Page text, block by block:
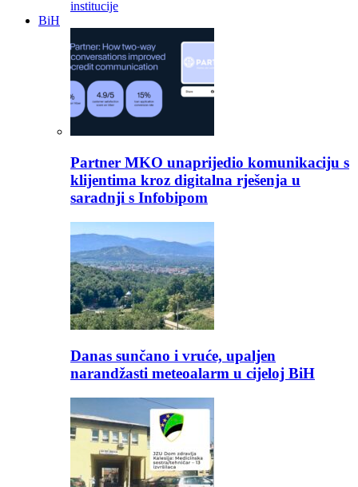
institucije
BiH
Partner MKO unaprijedio komunikaciju s
klijentima kroz digitalna rješenja u
saradnji s Infobipom
Danas sunčano i vruće, upaljen
narandžasti meteoalarm u cijeloj BiH